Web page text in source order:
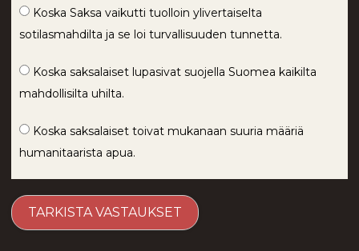
Koska Saksa vaikutti tuolloin ylivertaiselta
sotilasmahdilta ja se loi turvallisuuden tunnetta.
Koska saksalaiset lupasivat suojella Suomea kaikilta
mahdollisilta uhilta.
Koska saksalaiset toivat mukanaan suuria määriä
humanitaarista apua.